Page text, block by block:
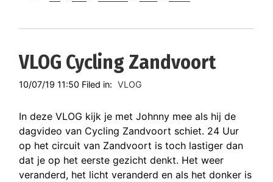
VLOG Cycling Zandvoort
10/07/19 11:50 Filed in: VLOG
In deze VLOG kijk je met Johnny mee als hij de
dagvideo van Cycling Zandvoort schiet. 24 Uur
op het circuit van Zandvoort is toch lastiger dan
dat je op het eerste gezicht denkt. Het weer
veranderd, het licht veranderd en als het donker is